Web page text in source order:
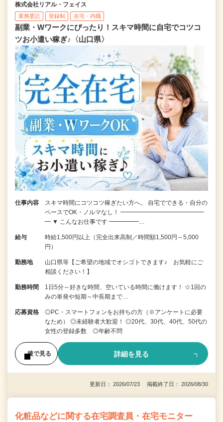
株式会社リアル・フェイス
業務委託 登録制 在宅・内職
副業・Wワークにぴったり！スキマ時間に自宅でコツコ
ツお小遣い稼ぎ♪〈山口県〉
仕事内容
スキマ時間にコツコツ稼ぎたい方へ。 自宅でできる・自分の
ペースでOK・ノルマなし！ ━━━━━━━━━━━━━━
━ ▼ こんなお仕事です ━━━━━…
給与
時給1,500円以上（完全出来高制／時間額1,500円～5,000
円）
勤務地
山口県等【ご希望の地域でオシゴトできます♪ お気軽にご
相談ください！】
勤務時間
1日5分～好きな時間、空いている時間に働けます！ ☆1回の
みの単発や短期～中長期まで…
応募資格
◎PC・スマートフォンをお持ちの方（※アンケートに必要
なため） ◎未経験者大歓迎！ ◎20代、30代、40代、50代の
女性の登録多数 ◎年齢不問
後で見る 詳細を見る
更新日： 2026/07/23 掲載終了日： 2026/08/30
化粧品などに関する在宅調査員・在宅モニター